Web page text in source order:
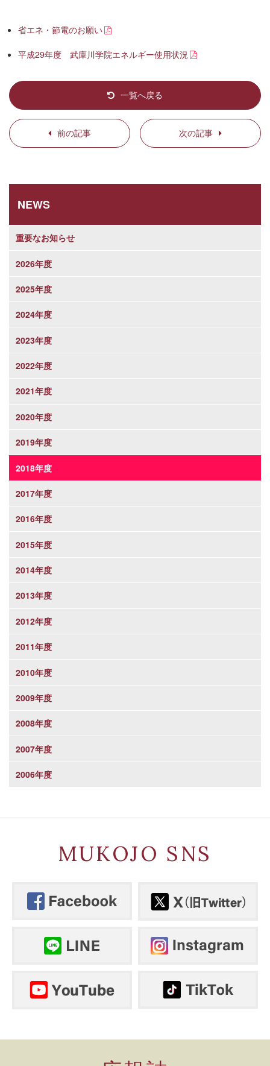
省エネ・節電のお願い
平成29年度 武庫川学院エネルギー使用状況
前の記事
一覧へ戻る
次の記事
NEWS
重要なお知らせ
2026年度
2025年度
2024年度
2023年度
2022年度
2021年度
2020年度
2019年度
2018年度
2017年度
2016年度
2015年度
2014年度
2013年度
2012年度
2011年度
2010年度
2009年度
2008年度
2007年度
2006年度
MUKOJO SNS